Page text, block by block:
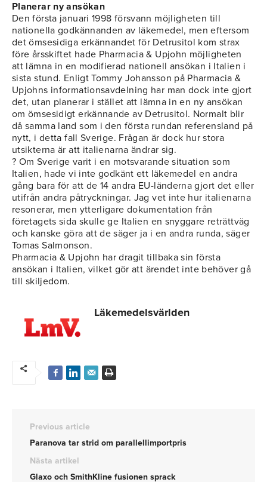
Planerar ny ansökan
Den första januari 1998 försvann möjligheten till
nationella godkännanden av läkemedel, men eftersom
det ömsesidiga erkännandet för Detrusitol kom strax
före årsskiftet hade Pharmacia & Upjohn möjligheten
att lämna in en modifierad nationell ansökan i Italien i
sista stund. Enligt Tommy Johansson på Pharmacia &
Upjohns informationsavdelning har man dock inte gjort
det, utan planerar i stället att lämna in en ny ansökan
om ömsesidigt erkännande av Detrusitol. Normalt blir
då samma land som i den första rundan referensland på
nytt, i detta fall Sverige. Frågan är dock hur stora
utsikterna är att italienarna ändrar sig.
? Om Sverige varit i en motsvarande situation som
Italien, hade vi inte godkänt ett läkemedel en andra
gång bara för att de 14 andra EU-länderna gjort det eller
utifrån andra påtryckningar. Jag vet inte hur italienarna
resonerar, men ytterligare dokumentation från
företagets sida skulle ge Italien en snyggare reträttväg
och kanske göra att de säger ja i en andra runda, säger
Tomas Salmonson.
Pharmacia & Upjohn har dragit tillbaka sin första
ansökan i Italien, vilket gör att ärendet inte behöver gå
till skiljedom.
Läkemedelsvärlden
Previous article
Paranova tar strid om parallellimportpris
Nästa artikel
Glaxo och SmithKline fusionen sprack